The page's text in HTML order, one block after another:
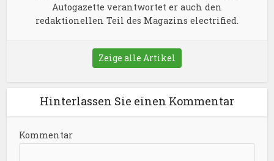
Autogazette verantwortet er auch den
redaktionellen Teil des Magazins electrified.
Zeige alle Artikel
Hinterlassen Sie einen Kommentar
Kommentar